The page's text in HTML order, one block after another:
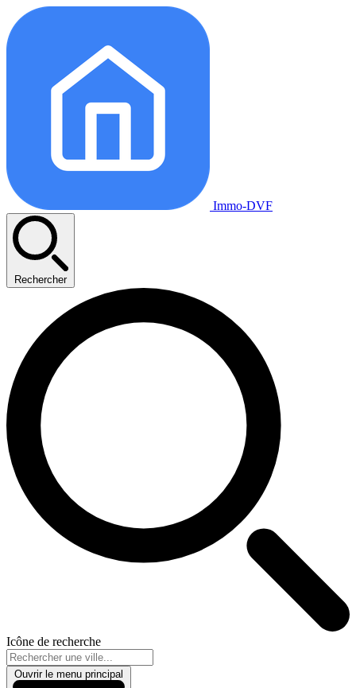
Immo-DVF
Rechercher
Icône de recherche
Ouvrir le menu principal